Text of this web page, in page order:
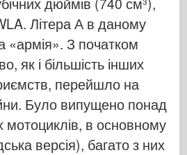
Літера А в даному
«армія». З початком
як і більшість інших
перейшло на
Було випущено понад
мотоциклів, в основному
версія), багато з них